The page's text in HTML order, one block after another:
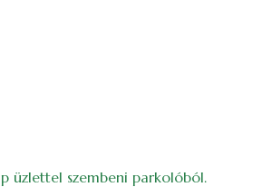
üzlettel szembeni parkolóból.